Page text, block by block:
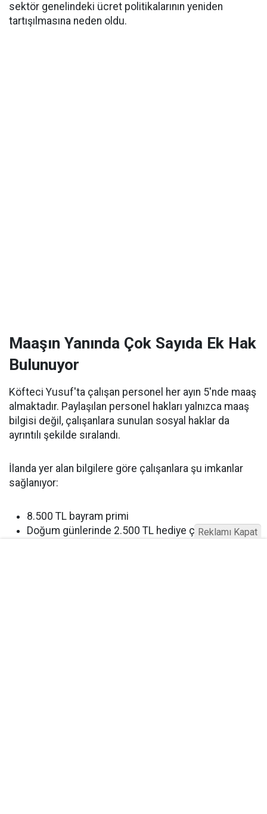
sektör genelindeki ücret politikalarının yeniden
tartışılmasına neden oldu.
Maaşın Yanında Çok Sayıda Ek Hak
Bulunuyor
Köfteci Yusuf'ta çalışan personel her ayın 5'nde maaş
almaktadır. Paylaşılan personel hakları yalnızca maaş
bilgisi değil, çalışanlara sunulan sosyal haklar da
ayrıntılı şekilde sıralandı.
İlanda yer alan bilgilere göre çalışanlara şu imkanlar
sağlanıyor:
8.500 TL bayram primi
Doğum günlerinde 2.500 TL hediye çekiReklamı Kapat